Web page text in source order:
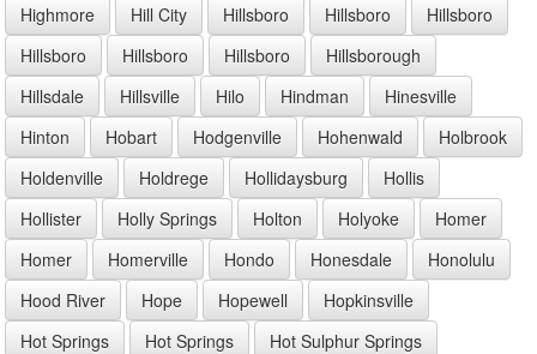
Highmore
Hill City Hillsboro Hillsboro
Hillsboro
Hillsboro
Hillsboro Hillsboro
Hillsborough
Hillsdale
Hillsville Hilo Hindman
Hinesville
Hinton
Hobart Hodgenville Hohenwald
Holbrook
Holdenville
Holdrege Hollidaysburg
Hollis
Hollister
Holly Springs Holton Holyoke
Homer
Homer
Homerville Hondo Honesdale
Honolulu
Hood River
Hope Hopewell
Hopkinsville
Hot Springs
Hot Springs
Hot Sulphur Springs